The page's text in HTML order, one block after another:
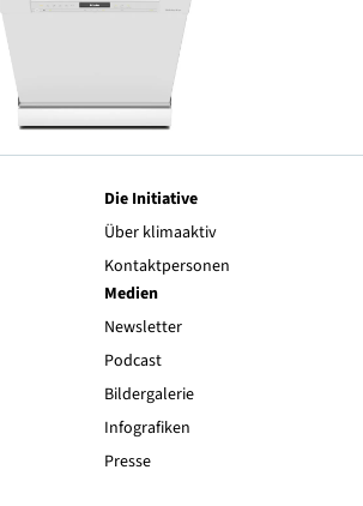
Die Initiative
Über klimaaktiv
Kontaktpersonen
Medien
Newsletter
Podcast
Bildergalerie
Infografiken
Presse